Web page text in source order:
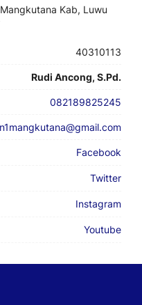
Kab, Luwu
40310113
Rudi Ancong, S.Pd.
082189825245
Facebook
Twitter
Instagram
Youtube